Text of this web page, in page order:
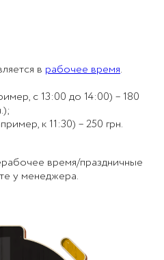
в рабочее время.
с 13:00 до 14:00) – 180
к 11:30) – 250 грн.
время/праздничные
у менеджера.